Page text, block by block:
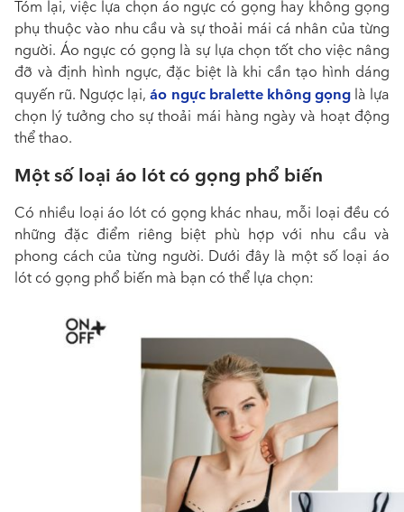
Tóm lại, việc lựa chọn áo ngực có gọng hay không gọng
phụ thuộc vào nhu cầu và sự thoải mái cá nhân của từng
người. Áo ngực có gọng là sự lựa chọn tốt cho việc nâng
đỡ và định hình ngực, đặc biệt là khi cần tạo hình dáng
quyến rũ. Ngược lại,áo ngực bralette không gọnglà lựa
chọn lý tưởng cho sự thoải mái hàng ngày và hoạt động
thể thao.
Một số loại áo lót có gọng phổ biến
Có nhiều loại áo lót có gọng khác nhau, mỗi loại đều có
những đặc điểm riêng biệt phù hợp với nhu cầu và
phong cách của từng người. Dưới đây là một số loại áo
lót có gọng phổ biến mà bạn có thể lựa chọn: